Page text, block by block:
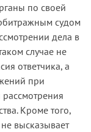
по своей
судом
дела в
случае не
ответчика, а
при
Кроме того,
высказывает